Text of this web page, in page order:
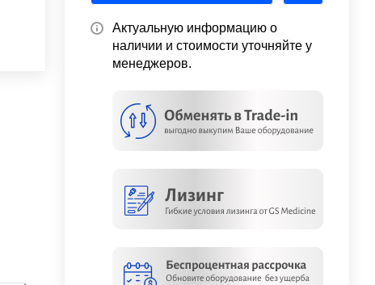
Актуальную информацию о
наличии и стоимости уточняйте у
менеджеров.